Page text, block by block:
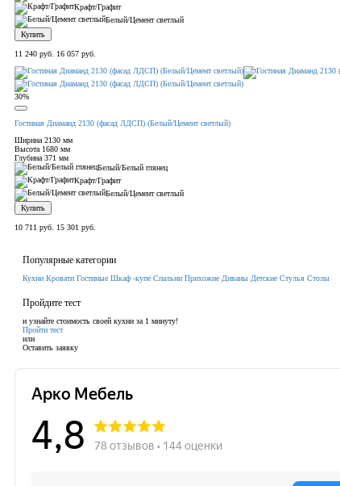
Крафт/Графит
Белый/Цемент светлый
Купить
11 240 руб. 16 057 руб.
30%
Гостиная Диаманд 2130 (фасад ЛДСП) (Белый/Цемент светлый)
Ширина 2130 мм
Высота 1680 мм
Глубина 371 мм
Белый/Белый глянец
Крафт/Графит
Белый/Цемент светлый
Купить
10 711 руб. 15 301 руб.
Популярные категории
Кухни Кровати Гостиные Шкаф -купе Спальни Прихожие Диваны Детские Стулья Столы
Пройдите тест
и узнайте стоимость своей кухни за 1 минуту!
Пройти тест
или
Оставить заявку